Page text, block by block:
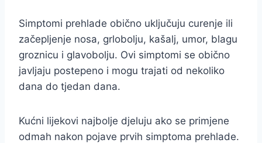
Simptomi prehlade obično uključuju curenje ili
začepljenje nosa, grlobolju, kašalj, umor, blagu
groznicu i glavobolju. Ovi simptomi se obično
javljaju postepeno i mogu trajati od nekoliko
dana do tjedan dana.
Kućni lijekovi najbolje djeluju ako se primjene
odmah nakon pojave prvih simptoma prehlade.